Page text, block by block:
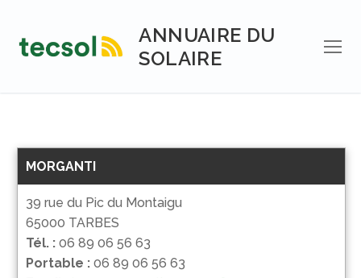
contenu
ANNUAIRE DU
SOLAIRE
MORGANTI
39 rue du Pic du Montaigu
65000 TARBES
Tél. : 06 89 06 56 63
Portable : 06 89 06 56 63